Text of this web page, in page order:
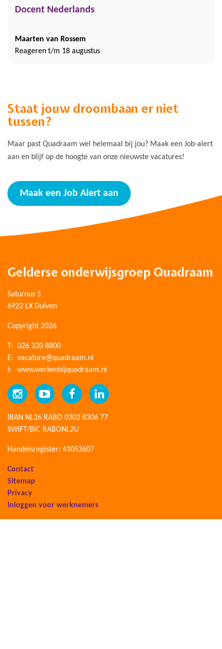
Docent Nederlands
Maarten van Rossem
Reageren t/m 18 augustus
Staat jouw droombaan er niet
tussen?
Maar past Quadraam wel helemaal bij jou? Maak een Job-alert
aan en blijf op de hoogte van onze nieuwste vacatures!
Maak een Job Alert aan
Gelderse onderwijsgroep Quadraam
Saturnus 5
6922 LX Duiven
Copyright 2026
T:
026 320 8800
E: vacature@quadraam.nl
I:
www.werkenbijquadraam.nl
IBAN NL26 RABO 0302 8306 77
SWIFT/BIC RABONL2U
Handelsregister: 41053607
Contact
Sitemap
Privacy
Inloggen voor werknemers